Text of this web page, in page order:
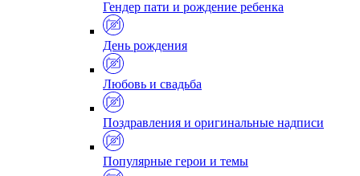
Гендер пати и рождение ребенка
День рождения
Любовь и свадьба
Поздравления и оригинальные надписи
Популярные герои и темы